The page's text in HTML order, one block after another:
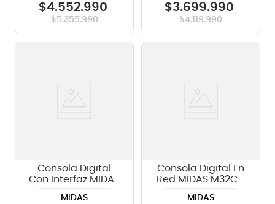
$4.552.990
$5.355.990
$3.699.990
$4.119.990
Consola Digital
Con Interfaz MIDAS
MIDAS
Consola Digital En
Red MIDAS M32C -
MIDAS